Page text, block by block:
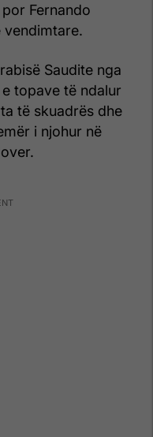
Fernando
vendimtare.
Saudite nga
topave të ndalur
të skuadrës dhe
i njohur në